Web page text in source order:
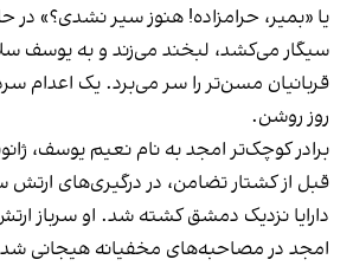
یا «بمیر، حرامزاده! هنوز سیر نشدی؟»
سیگار می‌کشد، لبخند می‌زند و به یوسف
قربانیان مسن‌تر را سر می‌برد. یک اعدام
روز روشن.
قبل از کشتار تضامن، در درگیری‌های ارتش
دارایا نزدیک دمشق کشته شد. او سرباز
امجد در مصاحبه‌های مخفیانه هیجانی